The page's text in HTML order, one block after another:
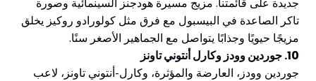
تاكر الصاعدة في البيسبول مع فرق مثل كولورادو روكيز يخلق
مزيجًا حيويًا وجذابًا يتواصل مع الجماهير الأصغر سنًا.
10. جوردين وودز وكارل أنتوني تاونز
جوردين وودز، العارضة والمؤثرة، وكارل-أنتوني تاونز، لاعب